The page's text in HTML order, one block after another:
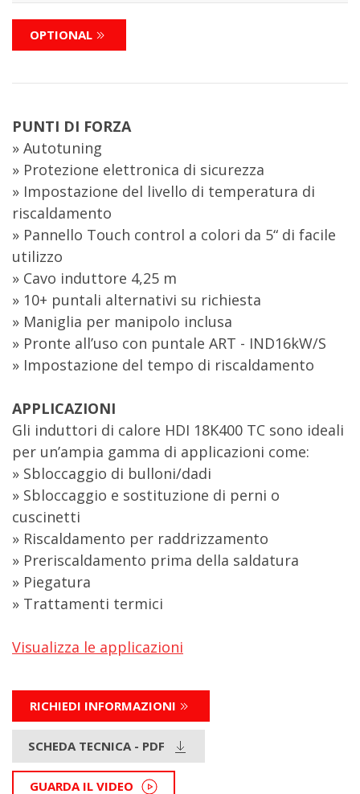
OPTIONAL
PUNTI DI FORZA
» Autotuning
» Protezione elettronica di sicurezza
» Impostazione del livello di temperatura di
riscaldamento
» Pannello Touch control a colori da 5“ di facile
utilizzo
» Cavo induttore 4,25 m
» 10+ puntali alternativi su richiesta
» Maniglia per manipolo inclusa
» Pronte all’uso con puntale ART - IND16kW/S
» Impostazione del tempo di riscaldamento
APPLICAZIONI
Gli induttori di calore HDI 18K400 TC sono ideali
per un’ampia gamma di applicazioni come:
» Sbloccaggio di bulloni/dadi
» Sbloccaggio e sostituzione di perni o
cuscinetti
» Riscaldamento per raddrizzamento
» Preriscaldamento prima della saldatura
» Piegatura
» Trattamenti termici
Visualizza le applicazioni
RICHIEDI INFORMAZIONI
SCHEDA TECNICA - PDF
GUARDA IL VIDEO